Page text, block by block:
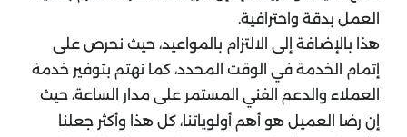
العمل بدقة واحترافية.
هذا بالإضافة إلى الالتزام بالمواعيد، حيث نحرص على
إتمام الخدمة في الوقت المحدد، كما نهتم بتوفير خدمة
العملاء والدعم الفني المستمر على مدار الساعة، حيث
إن رضا العميل هو أهم أولوياتنا، كل هذا وأكثر جعلنا